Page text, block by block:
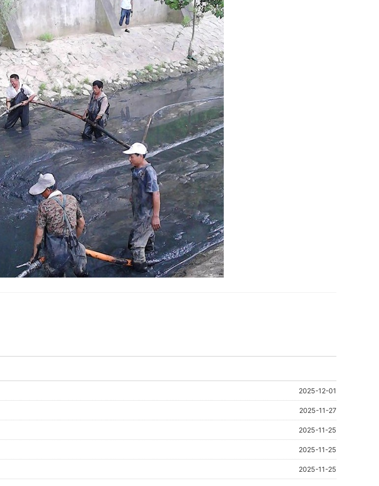
2025-12-01
2025-11-27
2025-11-25
2025-11-25
2025-11-25